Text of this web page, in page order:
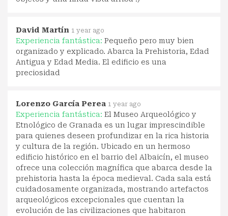
David Martín 1 year ago
Experiencia fantástica: Pequeño pero muy bien
organizado y explicado. Abarca la Prehistoria, Edad
Antigua y Edad Media. El edificio es una
preciosidad
Lorenzo García Perea 1 year ago
Experiencia fantástica: El Museo Arqueológico y
Etnológico de Granada es un lugar imprescindible
para quienes deseen profundizar en la rica historia
y cultura de la región. Ubicado en un hermoso
edificio histórico en el barrio del Albaicín, el museo
ofrece una colección magnífica que abarca desde la
prehistoria hasta la época medieval. Cada sala está
cuidadosamente organizada, mostrando artefactos
arqueológicos excepcionales que cuentan la
evolución de las civilizaciones que habitaron